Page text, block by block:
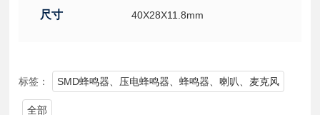
尺寸 40X28X11.8mm
标签： SMD蜂鸣器、压电蜂鸣器、蜂鸣器、喇叭、麦克风
全部